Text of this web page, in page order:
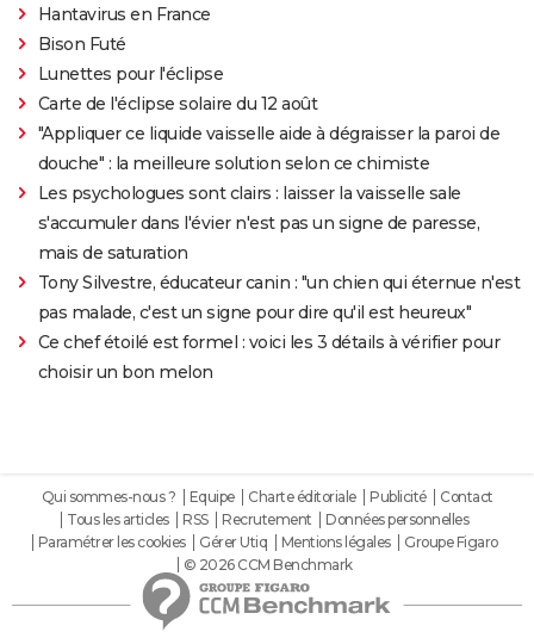
Hantavirus en France
Bison Futé
Lunettes pour l'éclipse
Carte de l'éclipse solaire du 12 août
"Appliquer ce liquide vaisselle aide à dégraisser la paroi de
douche" : la meilleure solution selon ce chimiste
Les psychologues sont clairs : laisser la vaisselle sale
s'accumuler dans l'évier n'est pas un signe de paresse,
mais de saturation
Tony Silvestre, éducateur canin : "un chien qui éternue n'est
pas malade, c'est un signe pour dire qu'il est heureux"
Ce chef étoilé est formel : voici les 3 détails à vérifier pour
choisir un bon melon
Qui sommes-nous ? Equipe Charte éditoriale Publicité
Contact
Tous les articles
RSS Recrutement
Données personnelles
Paramétrer les cookies
Gérer Utiq Mentions légales
Groupe Figaro
© 2026 CCM Benchmark